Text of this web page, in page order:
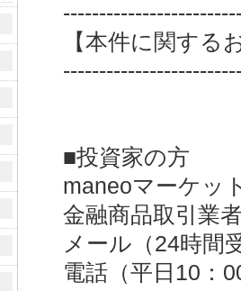
【本件に関する
■投資家の方
maneoマーケッ
金融商品取引業
メール（24時間
電話（平日10：